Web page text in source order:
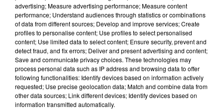
Adresse : 4, Avenue de l'université - 64000 Pau
Tél : 05 59 02 80 37
advertising; Measure advertising performance; Measure content
performance; Understand audiences through statistics or combinations
of data from different sources; Develop and improve services; Create
profiles to personalise content; Use profiles to select personalised
content; Use limited data to select content; Ensure security, prevent and
detect fraud, and fix errors; Deliver and present advertising and content;
Save and communicate privacy choices. These technologies may
process personal data such as IP address and browsing data to offer
following functionalities: Identify devices based on information actively
requested; Use precise geolocation data; Match and combine data from
other data sources; Link different devices; Identify devices based on
information transmitted automatically.